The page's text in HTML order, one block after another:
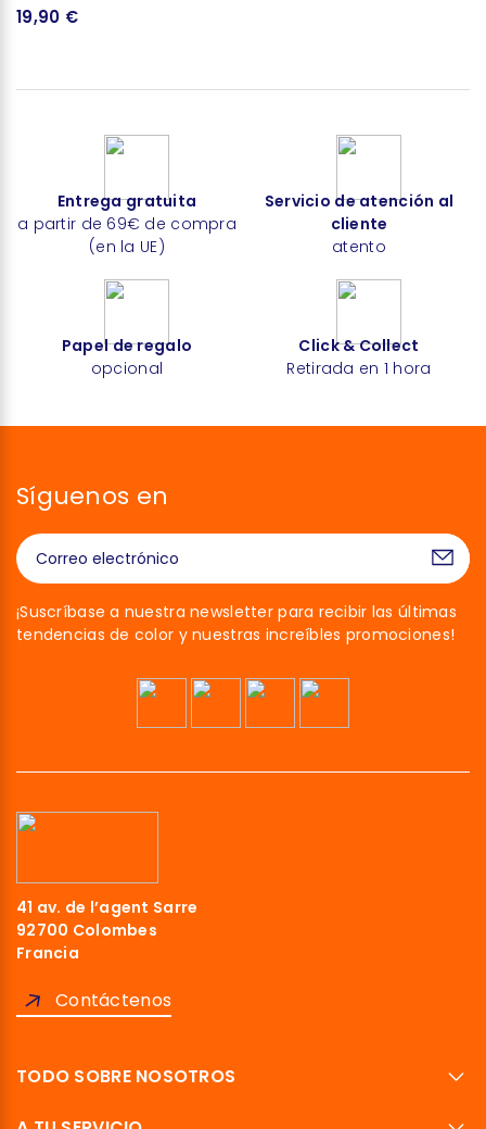
19,90 €
Entrega gratuita
a partir de 69€ de compra
(en la UE)
Servicio de atención al
cliente
atento
Papel de regalo
opcional
Click & Collect
Retirada en 1 hora
Síguenos en
¡Suscríbase a nuestra newsletter para recibir las últimas
tendencias de color y nuestras increíbles promociones!
41 av. de l’agent Sarre
92700 Colombes
Francia
Contáctenos
TODO SOBRE NOSOTROS